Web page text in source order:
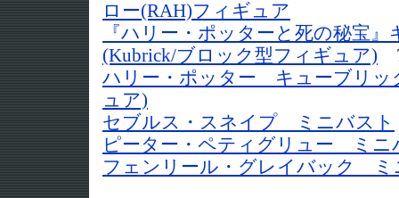
ロー(RAH)フィギュア
『ハリー・ポッターと死の秘宝
(Kubrick/ブロック型フィギュア)
ハリー・ポッター キューブリッ
ュア)
セブルス・スネイプ ミニバスト
ピーター・ペティグリュー ミニ
フェンリール・グレイバック ミ